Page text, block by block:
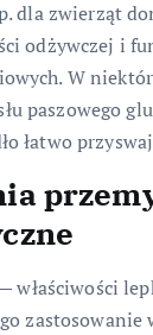
dla zwierząt
odżywczej i
W
paszowego
łatwo
właściwości
zastosowanie